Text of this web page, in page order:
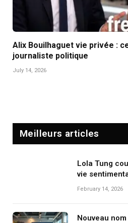
Alix Bouilhaguet vie privée :
journaliste politique
July 14, 2026
Meilleurs articles
Lola Tung
vie
où je suis
February 14, 2026
Nouveau